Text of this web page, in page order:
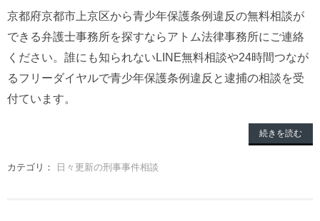
京都府京都市上京区から青少年保護条例違反の無料相談が
できる弁護士事務所を探すならアトム法律事務所にご連絡
ください。誰にも知られないLINE無料相談や24時間つなが
るフリーダイヤルで青少年保護条例違反と逮捕の相談を受
付ています。
続きを読む
カテゴリ： 日々更新の刑事事件相談